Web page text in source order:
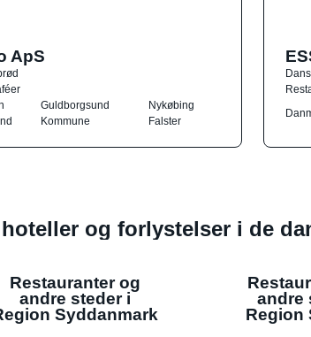
ApS
Guldborgsund
Kommune
Nykøbing
Falster
og forlystelser i de
Restauranter og
andre steder i
Syddanmark
andre
Region